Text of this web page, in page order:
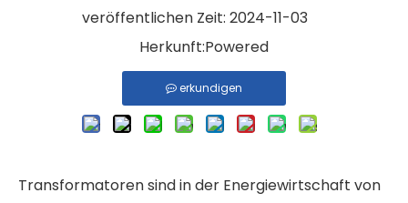
veröffentlichen Zeit: 2024-11-03
Herkunft:Powered
erkundigen
Transformatoren sind in der Energiewirtschaft von